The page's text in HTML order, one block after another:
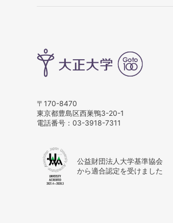
〒170-8470
東京都豊島区西巣鴨3-20-1
電話番号： 03-3918-7311
公益財団法人大学基準協会
から適合認定を受けました